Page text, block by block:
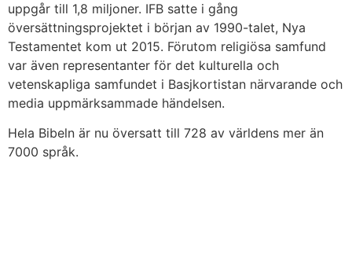
uppgår till 1,8 miljoner. IFB satte i gång
översättningsprojektet i början av 1990-talet, Nya
Testamentet kom ut 2015. Förutom religiösa samfund
var även representanter för det kulturella och
vetenskapliga samfundet i Basjkortistan närvarande och
media uppmärksammade händelsen.
Hela Bibeln är nu översatt till 728 av världens mer än
7000 språk.